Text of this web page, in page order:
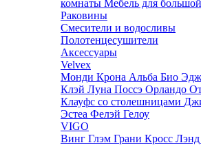
комнаты Мебель для
Раковины
Смесители и водосливы
Полотенцесушители
Аксессуары
Velvex
Монди Крона Альба Био Эдж
Клэй Луна Поссэ Орландо
Клауфс со столешницами
Эстеа Фелэй Гелоу
VIGO
Винг Глэм Грани Кросс Лэнд